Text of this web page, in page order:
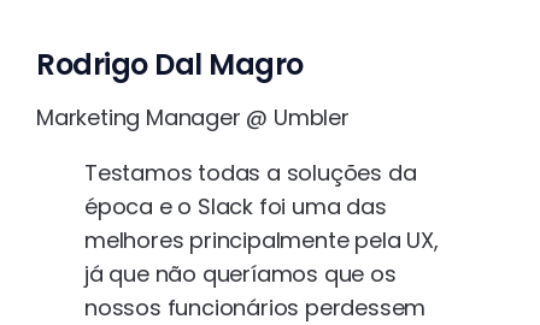
Rodrigo Dal Magro
Marketing Manager @ Umbler
Testamos todas a soluções da
época e o Slack foi uma das
melhores principalmente pela UX,
já que não queríamos que os
nossos funcionários perdessem